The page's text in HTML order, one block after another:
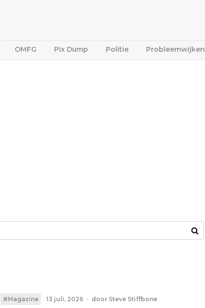
OMFG Pix Dump Politie Probleemwijken
#Magazine 13 juli, 2026 · door Steve Stiffbone